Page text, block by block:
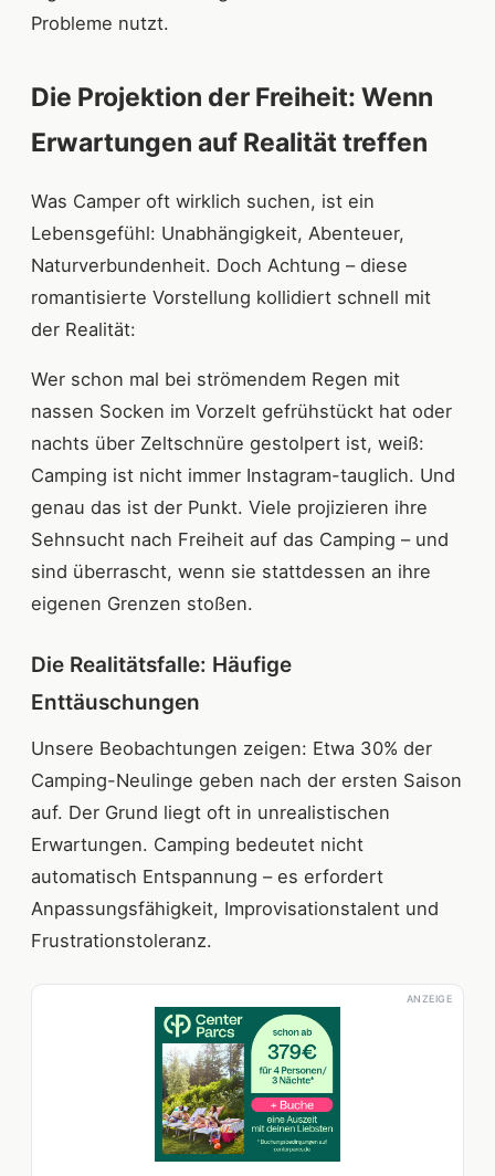
Probleme nutzt.
Die Projektion der Freiheit: Wenn
Erwartungen auf Realität treffen
Was Camper oft wirklich suchen, ist ein
Lebensgefühl: Unabhängigkeit, Abenteuer,
Naturverbundenheit. Doch Achtung – diese
romantisierte Vorstellung kollidiert schnell mit
der Realität:
Wer schon mal bei strömendem Regen mit
nassen Socken im Vorzelt gefrühstückt hat oder
nachts über Zeltschnüre gestolpert ist, weiß:
Camping ist nicht immer Instagram-tauglich. Und
genau das ist der Punkt. Viele projizieren ihre
Sehnsucht nach Freiheit auf das Camping – und
sind überrascht, wenn sie stattdessen an ihre
eigenen Grenzen stoßen.
Die Realitätsfalle: Häufige
Enttäuschungen
Unsere Beobachtungen zeigen: Etwa 30% der
Camping-Neulinge geben nach der ersten Saison
auf. Der Grund liegt oft in unrealistischen
Erwartungen. Camping bedeutet nicht
automatisch Entspannung – es erfordert
Anpassungsfähigkeit, Improvisationstalent und
Frustrationstoleranz.
ANZEIGE